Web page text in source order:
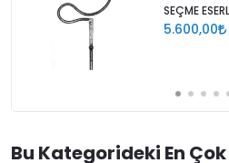
SEÇME
5.600,00
Bu Kategorideki En